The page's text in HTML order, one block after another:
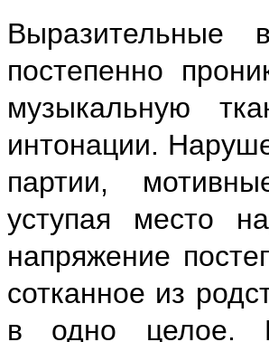
Выразительные
постепенно
музыкальную
интонации.
партии,
уступая место
напряжение
сотканное из
в одно целое.